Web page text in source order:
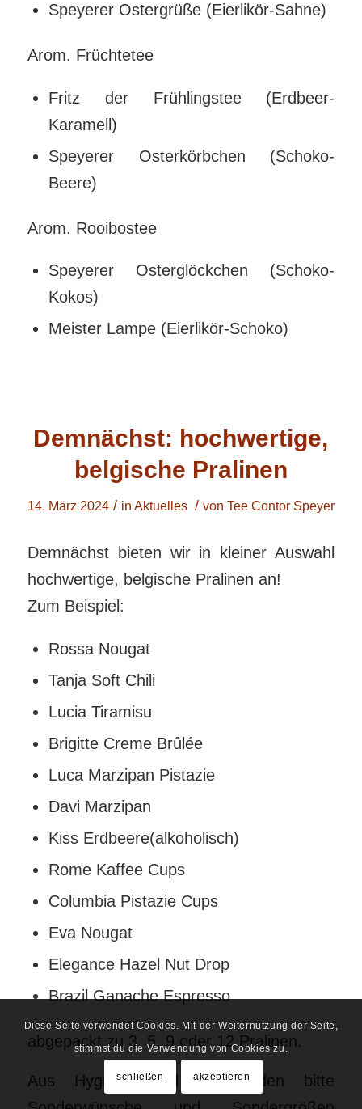
Speyerer Ostergrüße (Eierlikör-Sahne)
Arom. Früchtetee
Fritz der Frühlingstee (Erdbeer-
Karamell)
Speyerer Osterkörbchen (Schoko-
Beere)
Arom. Rooibostee
Speyerer Osterglöckchen (Schoko-
Kokos)
Meister Lampe (Eierlikör-Schoko)
Demnächst: hochwertige,
belgische Pralinen
14. März 2024 / in Aktuelles / von Tee Contor Speyer
Demnächst bieten wir in kleiner Auswahl
hochwertige, belgische Pralinen an!
Zum Beispiel:
Rossa Nougat
Tanja Soft Chili
Lucia Tiramisu
Brigitte Creme Brûlée
Luca Marzipan Pistazie
Davi Marzipan
Kiss Erdbeere(alkoholisch)
Rome Kaffee Cups
Columbia Pistazie Cups
Eva Nougat
Elegance Hazel Nut Drop
Brazil Ganache Espresso
abgepackt zu 3, 5, 9 oder 12 Pralinen.
Aus Hygiene und Zeitgründen bitte
Diese Seite verwendet Cookies. Mit der Weiternutzung der Seite,
stimmst du die Verwendung von Cookies zu.
schließen akzeptieren